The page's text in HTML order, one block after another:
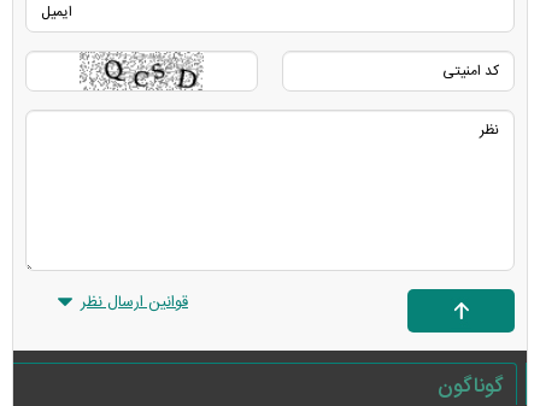
قوانین ارسال نظر
گوناگون